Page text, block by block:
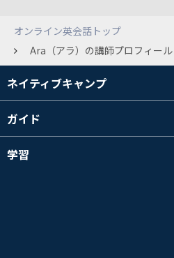
オンライン英会話トップ
Ara（アラ）の講師プロフィール
ネイティブキャンプ
ガイド
学習